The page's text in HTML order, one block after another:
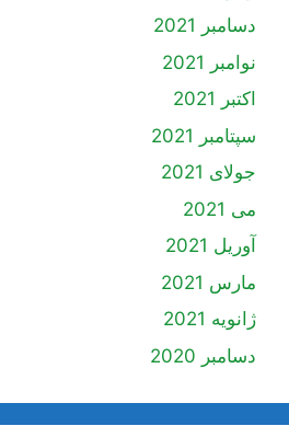
دسامبر 2021
نوامبر 2021
اکتبر 2021
سپتامبر 2021
جولای 2021
می 2021
آوریل 2021
مارس 2021
ژانویه 2021
دسامبر 2020